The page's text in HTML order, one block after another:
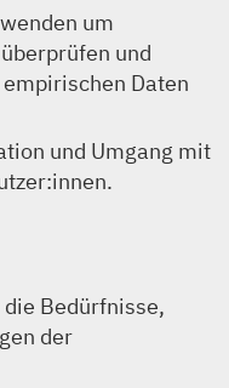
um
und
Daten
und Umgang mit
Bedürfnisse,
der